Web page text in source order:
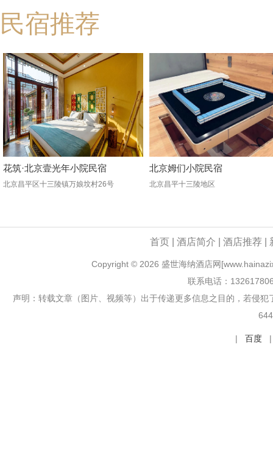
民宿推荐
花筑·北京壹光年小院民宿
北京昌平区十三陵镇万娘坟村26号
北京姆们小院民宿
北京昌平十三陵地区
首页 酒店简介 酒店推荐
Copyright © 2026 盛世海纳酒店网
联系电话：
声明：转载文章（图片、视频等）出于传递更多信息之目的，若侵
| 百度